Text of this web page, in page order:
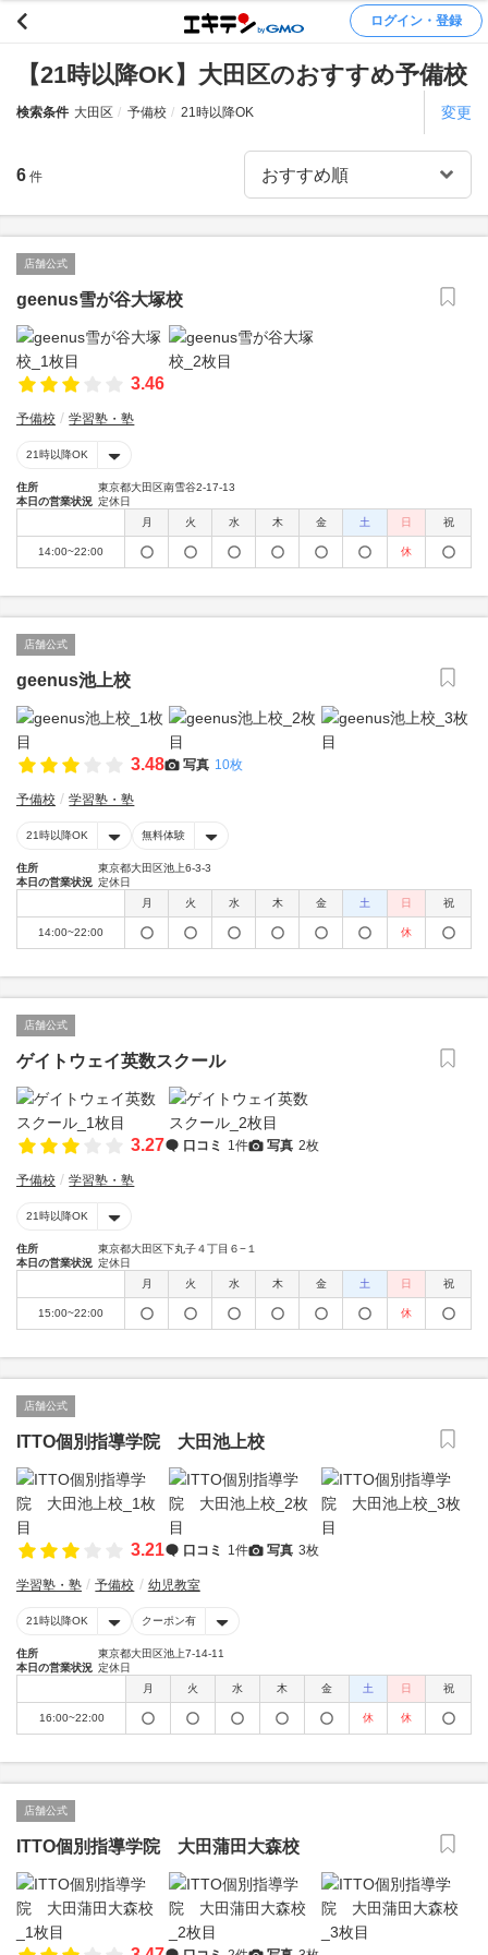
ログイン・登録
【21時以降OK】大田区のおすすめ予備校
検索条件 大田区 予備校 21時以降OK 変更
6 件
店舗公式
geenus雪が谷大塚校
3.46
予備校 学習塾・塾
21時以降OK
住所
東京都大田区南雪谷2-17-13
本日の営業状況 定休日
月
火 水 木 金 土 日 祝
14:00~22:00 休
店舗公式
geenus池上校
3.48 写真 10枚
予備校 学習塾・塾
21時以降OK 無料体験
住所
東京都大田区池上6-3-3
本日の営業状況 定休日
月
火 水 木 金 土 日 祝
14:00~22:00 休
店舗公式
ゲイトウェイ英数スクール
3.27 口コミ 1件 写真 2枚
予備校 学習塾・塾
21時以降OK
住所
東京都大田区下丸子４丁目６−１
本日の営業状況 定休日
月
火 水 木 金 土 日 祝
15:00~22:00 休
店舗公式
ITTO個別指導学院 大田池上校
3.21 口コミ 1件 写真 3枚
学習塾・塾 予備校 幼児教室
21時以降OK クーポン有
住所
東京都大田区池上7-14-11
本日の営業状況 定休日
月
火 水 木 金 土 日 祝
16:00~22:00 休 休
店舗公式
ITTO個別指導学院 大田蒲田大森校